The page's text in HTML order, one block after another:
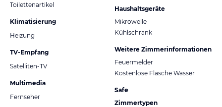
Toilettenartikel
Klimatisierung
Heizung
TV-Empfang
Satelliten-TV
Multimedia
Fernseher
Haushaltsgeräte
Mikrowelle
Kühlschrank
Weitere Zimmerinformationen
Feuermelder
Kostenlose Flasche Wasser
Safe
Zimmertypen